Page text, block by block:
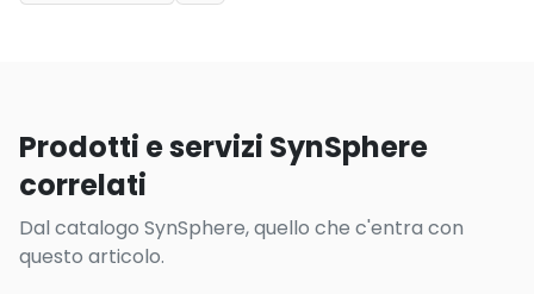
Prodotti e servizi SynSphere
correlati
Dal catalogo SynSphere, quello che c'entra con
questo articolo.